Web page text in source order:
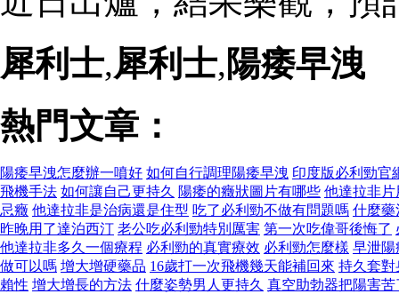
犀利士,犀利士, 陽痿早洩
熱門文章：
陽痿早洩怎麼辦一噴好 如何自行調理陽痿早洩 印度版必利勁官
飛機手法 如何讓自己更持久 陽痿的癥狀圖片有哪些 他達拉非片
忌癥 他達拉非是治病還是住型 吃了必利勁不做有問題嗎 什麼藥
昨晚用了達泊西汀 老公吃必利勁特別厲害 第一次吃偉哥後悔了
他達拉非多久一個療程 必利勁的真實療效 必利勁怎麼樣 早泄陽
做可以嗎 增大增硬藥品 16歲打一次飛機幾天能補回來 持久套對
賴性 增大增長的方法 什麼姿勢男人更持久 真空助勃器把陽害苦